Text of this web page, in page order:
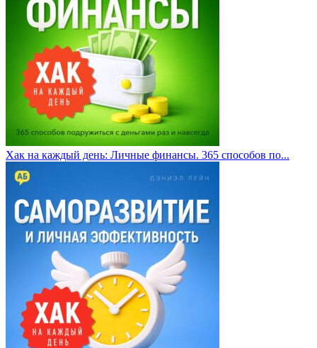
Хак на каждый день: Личные финансы. 365 способов по...